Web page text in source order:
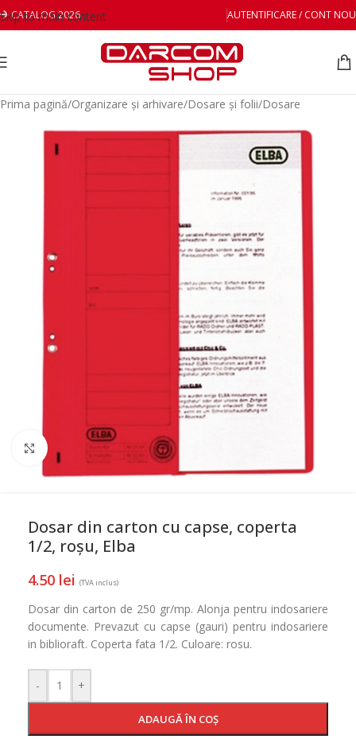
Skip to main content
CATALOG 2026 AUTENTIFICARE / CONT NOU
Prima pagină/Organizare și arhivare/Dosare și folii/Dosare
Mareste
Dosar din carton cu capse, coperta
1/2, roșu, Elba
4.50 lei (TVA inclus)
Dosar din carton de 250 gr/mp. Alonja pentru indosariere
documente. Prevazut cu capse (gauri) pentru indosariere
in biblioraft. Coperta fata 1/2. Culoare: rosu.
- +
ADAUGĂ ÎN COȘ